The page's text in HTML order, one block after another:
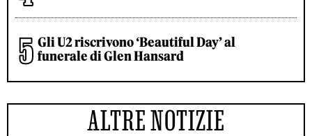
Gli U2 riscrivono ‘Beautiful Day’ al
funerale di Glen Hansard
ALTRE NOTIZIE